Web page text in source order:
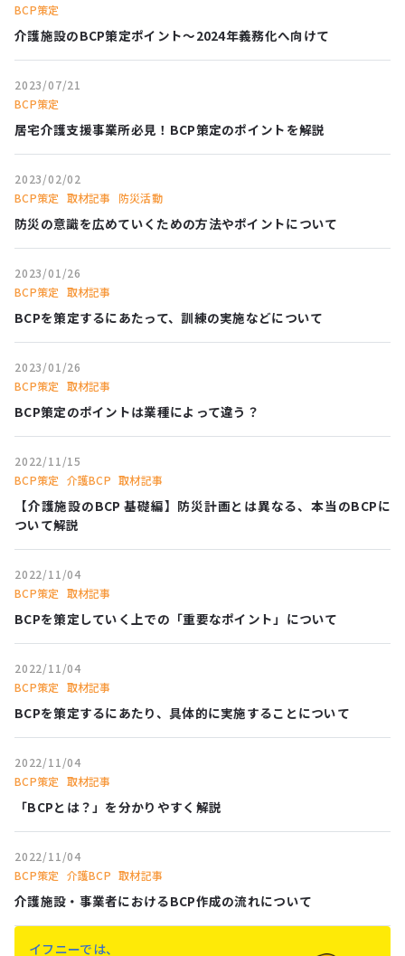
BCP策定
介護施設のBCP策定ポイント〜2024年義務化へ向けて
2023/07/21
BCP策定
居宅介護支援事業所必見！BCP策定のポイントを解説
2023/02/02
BCP策定 取材記事 防災活動
防災の意識を広めていくための方法やポイントについて
2023/01/26
BCP策定 取材記事
BCPを策定するにあたって、訓練の実施などについて
2023/01/26
BCP策定 取材記事
BCP策定のポイントは業種によって違う？
2022/11/15
BCP策定 介護BCP 取材記事
【介護施設のBCP 基礎編】防災計画とは異なる、本当のBCPに
ついて解説
2022/11/04
BCP策定 取材記事
BCPを策定していく上での「重要なポイント」について
2022/11/04
BCP策定 取材記事
BCPを策定するにあたり、具体的に実施することについて
2022/11/04
BCP策定 取材記事
「BCPとは？」を分かりやすく解説
2022/11/04
BCP策定 介護BCP 取材記事
介護施設・事業者におけるBCP作成の流れについて
イフニーでは、